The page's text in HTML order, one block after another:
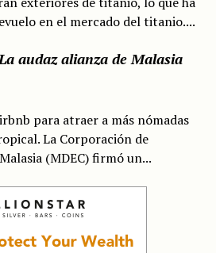
en el mercado del titanio....
audaz alianza de Malasia
para atraer a más nómadas
La Corporación de
(MDEC) firmó un...